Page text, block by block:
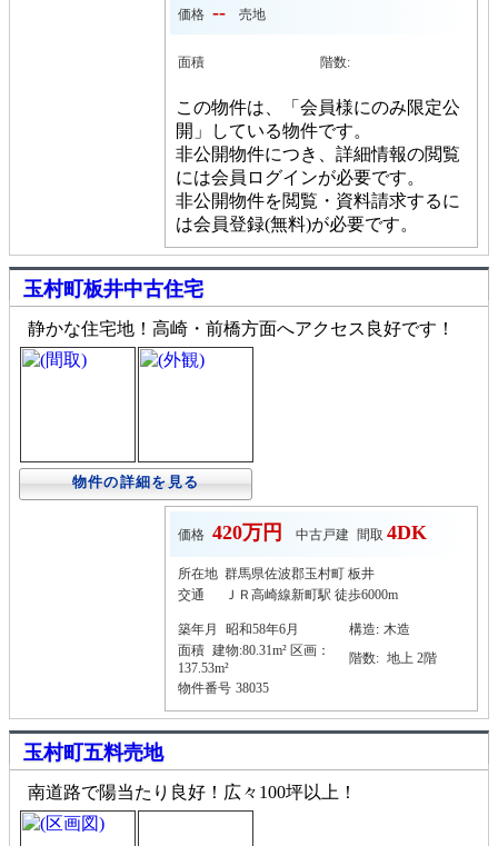
価格 -- 売地
面積 階数:
この物件は、「会員様にのみ限定公
開」している物件です。
非公開物件につき、詳細情報の閲覧
には会員ログインが必要です。
非公開物件を閲覧・資料請求するに
は会員登録(無料)が必要です。
玉村町板井中古住宅
静かな住宅地！高崎・前橋方面へアクセス良好です！
物件の詳細を見る
価格 420万円 中古戸建 間取 4DK
所在地 群馬県佐波郡玉村町 板井
交通
ＪＲ高崎線新町駅 徒歩6000m
築年月 昭和58年6月 構造: 木造
面積 建物:80.31m² 区画：
137.53m²
階数: 地上 2階
物件番号 38035
玉村町五料売地
南道路で陽当たり良好！広々100坪以上！